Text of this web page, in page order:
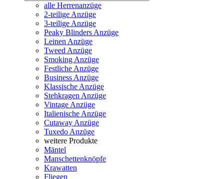
alle Herrenanzüge
2-teilige Anzüge
3-teilige Anzüge
Peaky Blinders Anzüge
Leinen Anzüge
Tweed Anzüge
Smoking Anzüge
Festliche Anzüge
Business Anzüge
Klassische Anzüge
Stehkragen Anzüge
Vintage Anzüge
Italienische Anzüge
Cutaway Anzüge
Tuxedo Anzüge
weitere Produkte
Mäntel
Manschettenknöpfe
Krawatten
Fliegen